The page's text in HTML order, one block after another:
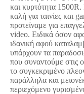
και κυρτότητα
καλή για ταινίες και
προτείναμε για
video. Ειδικά όσον
ιδανική αφού
υπάρχουν τα
που συναντούμε στις
το συγκεκριμένο
παράλληλα και
περιεχόμενο